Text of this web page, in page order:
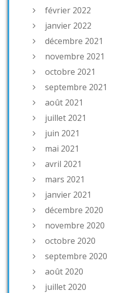
février 2022
janvier 2022
décembre 2021
novembre 2021
octobre 2021
septembre 2021
août 2021
juillet 2021
juin 2021
mai 2021
avril 2021
mars 2021
janvier 2021
décembre 2020
novembre 2020
octobre 2020
septembre 2020
août 2020
juillet 2020